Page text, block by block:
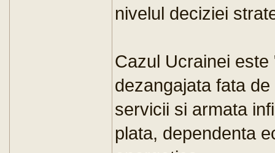
nivelul deciziei
Cazul Ucrainei
dezangajata fata
servicii si armata
plata, dependenta